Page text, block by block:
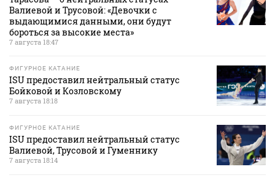
Валиевой и Трусовой: «Девочки с
выдающимися данными, они будут
бороться за высокие места»
7 августа 18:47
ФИГУРНОЕ КАТАНИЕ
ISU предоставил нейтральный статус
Бойковой и Козловскому
7 августа 18:18
ФИГУРНОЕ КАТАНИЕ
ISU предоставил нейтральный статус
Валиевой, Трусовой и Гуменнику
7 августа 18:14